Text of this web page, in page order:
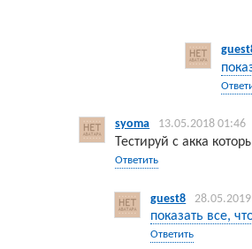
syoma 13.05.2018 01:46
Тестируй с акка
Ответить
guest8
показать все,
Ответить